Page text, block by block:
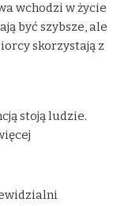
wchodzi w życie
być szybsze, ale
skorzystają z
stoją ludzie.